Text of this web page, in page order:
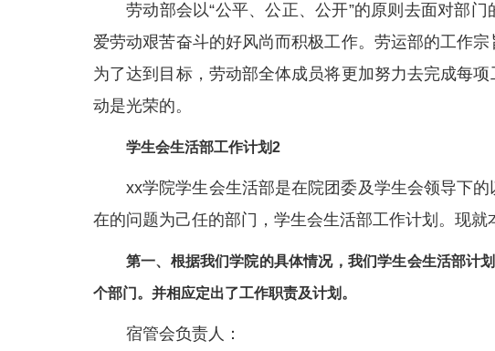
劳动部会以“公平、公正、公开”的原则去面对部
爱劳动艰苦奋斗的好风尚而积极工作。劳运部的工作
为了达到目标，劳动部全体成员将更加努力去完成每
动是光荣的。
学生会生活部工作计划2
xx学院学生会生活部是在院团委及学生会领导下
在的问题为己任的部门，学生会生活部工作计划。现就
第一、根据我们学院的具体情况，我们学生会生活部计
个部门。并相应定出了工作职责及计划。
宿管会负责人：